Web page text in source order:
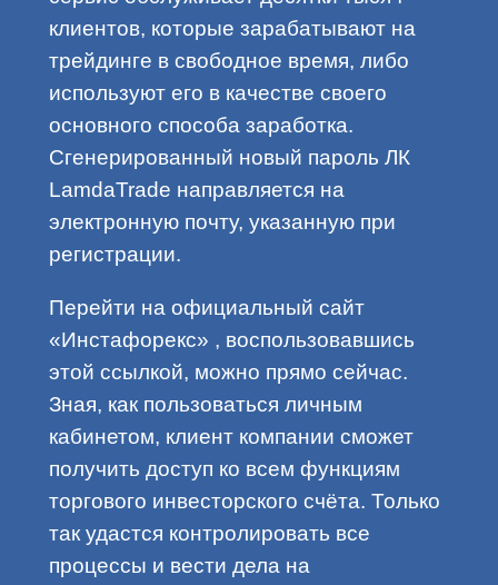
клиентов, которые зарабатывают на
трейдинге в свободное время, либо
используют его в качестве своего
основного способа заработка.
Сгенерированный новый пароль ЛК
LamdaTrade направляется на
электронную почту, указанную при
регистрации.
Перейти на официальный сайт
«Инстафорекс» , воспользовавшись
этой ссылкой, можно прямо сейчас.
Зная, как пользоваться личным
кабинетом, клиент компании сможет
получить доступ ко всем функциям
торгового инвесторского счёта. Только
так удастся контролировать все
процессы и вести дела на